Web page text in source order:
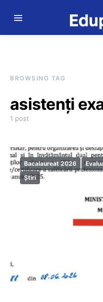
BROWSING TAG
asistenți
1 post
Bacalaureat 2026
Știri